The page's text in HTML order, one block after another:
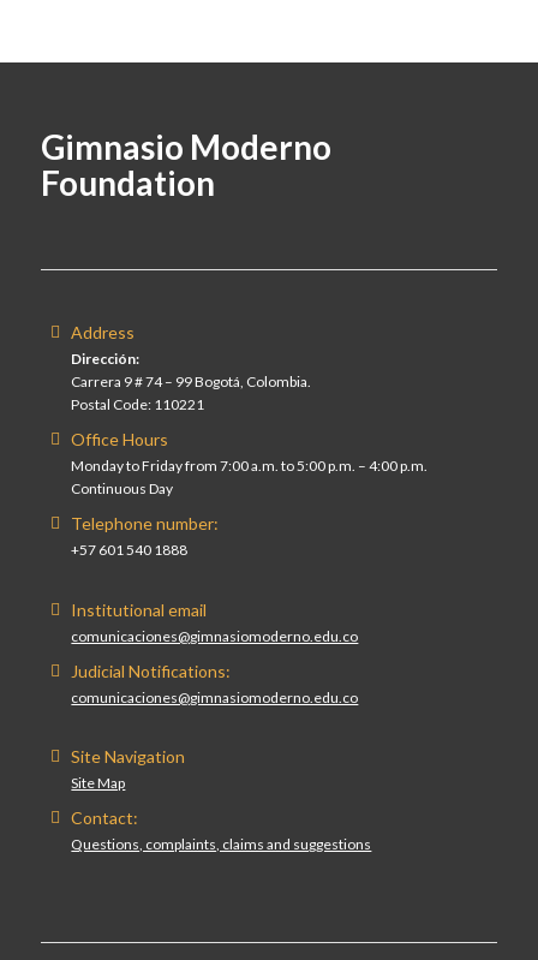
Gimnasio Moderno
Foundation
Address
Dirección:
Carrera 9 # 74 – 99 Bogotá, Colombia.
Postal Code: 110221
Office Hours
Monday to Friday from 7:00 a.m. to 5:00 p.m. – 4:00 p.m.
Continuous Day
Telephone number:
+57 601 540 1888
Institutional email
comunicaciones@gimnasiomoderno.edu.co
Judicial Notifications:
comunicaciones@gimnasiomoderno.edu.co
Site Navigation
Site Map
Contact:
Questions, complaints, claims and suggestions